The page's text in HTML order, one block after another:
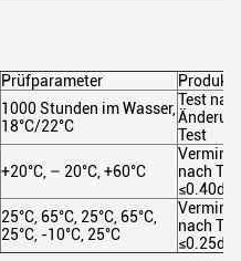
Prüfparameter
1000 Stunden im Wasser,
18°C/22°C
Test
Test
+20°C, – 20°C, +60°C
nach
25°C, 65°C, 25°C, 65°C,
25°C, -10°C, 25°C
nach